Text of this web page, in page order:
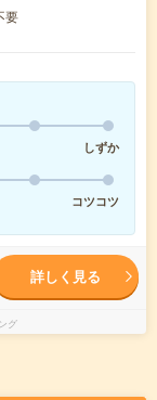
要
しずか
コツコツ
詳しく見る
グ